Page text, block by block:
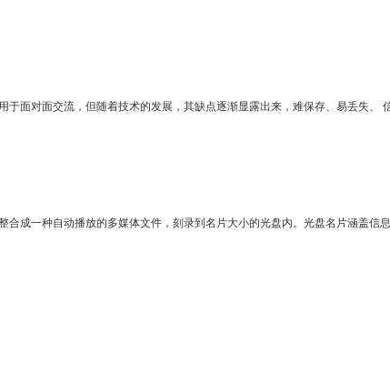
于面对面交流，但随着技术的发展，其缺点逐渐显露出来，难保存、易丢失、
合成一种自动播放的多媒体文件，刻录到名片大小的光盘内。光盘名片涵盖信